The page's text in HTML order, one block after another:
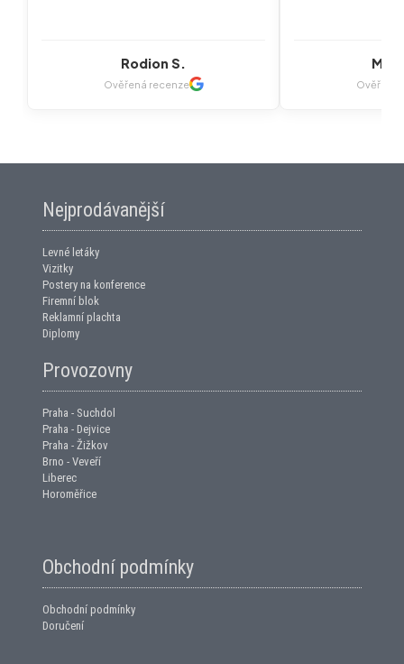
Rodion S.
Ověřená recenze Ověřená
Nejprodávanější
Levné letáky
Vizitky
Postery na konference
Firemní blok
Reklamní plachta
Diplomy
Provozovny
Praha - Suchdol
Praha - Dejvice
Praha - Žižkov
Brno - Veveří
Liberec
Horoměřice
Obchodní podmínky
Obchodní podmínky
Doručení